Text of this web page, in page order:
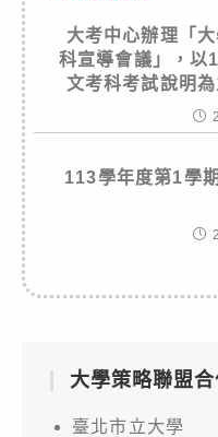
大考中心辦理「
科宣導會議」，以
文考科考試說明
113學年度第1學
大學策略聯盟合
臺北市立大學